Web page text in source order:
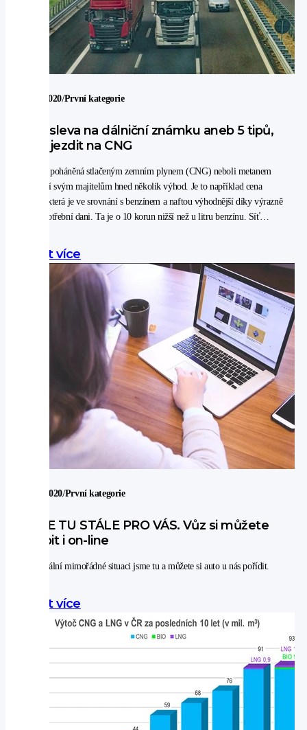
8. 11. 2020/První kategorie
50% sleva na dálniční známku aneb 5 tipů,
proč jezdit na CNG
Vozidla poháněná stlačeným zemním plynem (CNG) neboli metanem
přinášejí svým majitelům hned několik výhod. Je to například cena
paliva, která je ve srovnání s benzínem a naftou výhodnější díky výrazně
nižší spotřební dani. Ta je o 10 korun nižší než u litru benzínu. Síť
roku se jejich počet přehoupl přes 200, aktuálně jich funguje už 214.
Podnikatelé také nemusejí platit silniční daň, a navíc mohou využívat
slevu 2 Kč za kilogram CNG v největší síti plnicích stanic v Česku. Od
letoška už jezdí automobily rovněž na bioCNG a novinkou od roku 2021
by měla být 50% sleva na dálniční známku.
Zjistit více
17. 3. 2020/První kategorie
JSME TU STÁLE PRO VÁS. Vůz si můžete
koupit i on-line
I v aktuální mimořádné situaci jsme tu a můžete si auto u nás pořídit.
Zjistit více